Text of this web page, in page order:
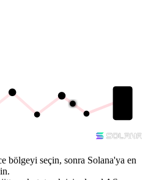
bölgeyi seçin, sonra Solana'ya en